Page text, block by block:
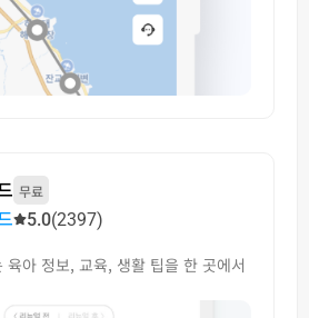
무료
5.0(2397)
육아 정보, 교육, 생활 팁을 한 곳에서